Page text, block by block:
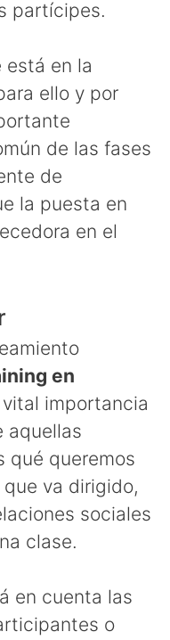
partícipes.
está en la
ello y por
de las fases
de
la puesta en
en el
en
importancia
aquellas
qué queremos
va dirigido,
sociales
clase.
en cuenta las
o